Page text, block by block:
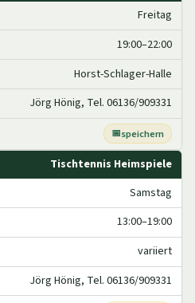
Freitag
19:00–22:00
Horst-Schlager-Halle
Jörg Hönig, Tel. 06136/909331
speichern
Tischtennis Heimspiele
Samstag
13:00–19:00
variiert
Jörg Hönig, Tel. 06136/909331